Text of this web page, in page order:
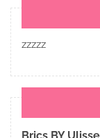
zzzzz